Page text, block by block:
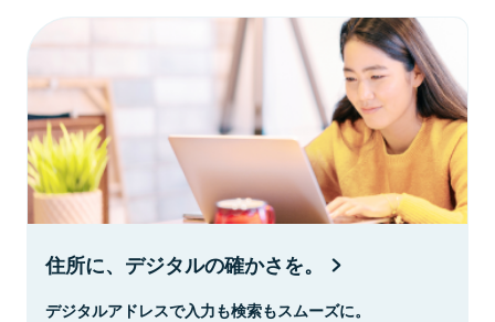
住所に、デジタルの確かさを。
デジタルアドレスで入力も検索もスムーズに。